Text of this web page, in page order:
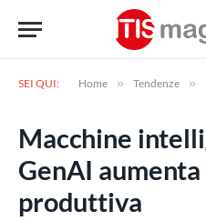
SEI QUI: Home » Tendenze »
Macchine
GenAI
produttiva